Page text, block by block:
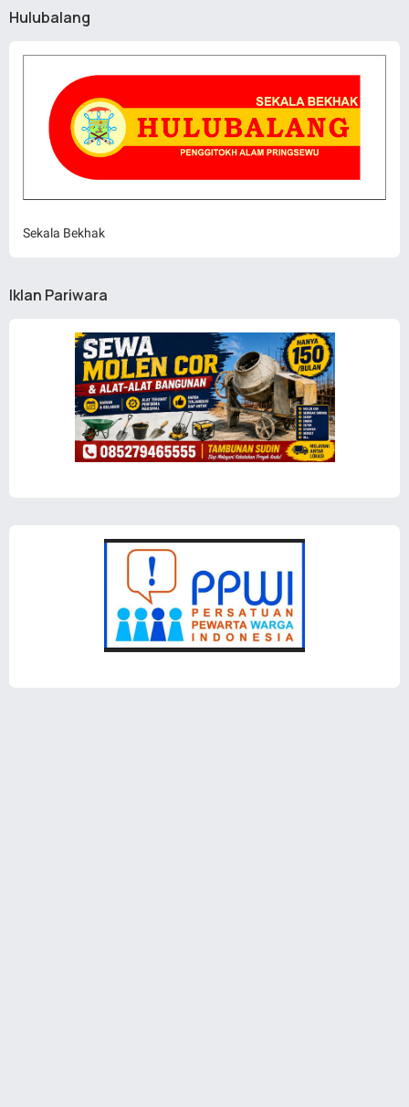
Hulubalang
Sekala Bekhak
Iklan Pariwara